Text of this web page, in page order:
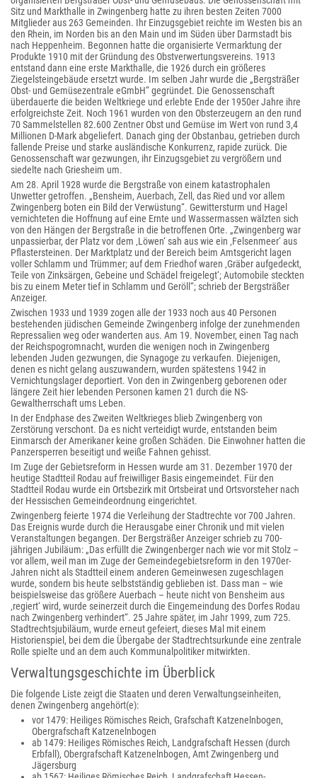
Sitz und Markthalle in Zwingenberg hatte zu ihren besten Zeiten 7000
Mitglieder aus 263 Gemeinden. Ihr Einzugsgebiet reichte im Westen bis an
den Rhein, im Norden bis an den Main und im Süden über Darmstadt bis
nach Heppenheim. Begonnen hatte die organisierte Vermarktung der
Produkte 1910 mit der Gründung des Obstverwertungsvereins. 1913
entstand dann eine erste Markthalle, die 1926 durch ein größeres
Ziegelsteingebäude ersetzt wurde. Im selben Jahr wurde die „Bergsträßer
Obst- und Gemüsezentrale eGmbH“ gegründet. Die Genossenschaft
überdauerte die beiden Weltkriege und erlebte Ende der 1950er Jahre ihre
erfolgreichste Zeit. Noch 1961 wurden von den Obsterzeugern an den rund
70 Sammelstellen 82.600 Zentner Obst und Gemüse im Wert von rund 3,4
Millionen D-Mark abgeliefert. Danach ging der Obstanbau, getrieben durch
fallende Preise und starke ausländische Konkurrenz, rapide zurück. Die
Genossenschaft war gezwungen, ihr Einzugsgebiet zu vergrößern und
siedelte nach Griesheim um.
Am 28. April 1928 wurde die Bergstraße von einem katastrophalen
Unwetter getroffen. „Bensheim, Auerbach, Zell, das Ried und vor allem
Zwingenberg boten ein Bild der Verwüstung“. Gewittersturm und Hagel
vernichteten die Hoffnung auf eine Ernte und Wassermassen wälzten sich
von den Hängen der Bergstraße in die betroffenen Orte. „Zwingenberg war
unpassierbar, der Platz vor dem ‚Löwen‘ sah aus wie ein ‚Felsenmeer‘ aus
Pflastersteinen. Der Marktplatz und der Bereich beim Amtsgericht lagen
voller Schlamm und Trümmer; auf dem Friedhof waren ‚Gräber aufgedeckt,
Teile von Zinksärgen, Gebeine und Schädel freigelegt‘; Automobile steckten
bis zu einem Meter tief in Schlamm und Geröll“; schrieb der Bergsträßer
Anzeiger.
Zwischen 1933 und 1939 zogen alle der 1933 noch aus 40 Personen
bestehenden jüdischen Gemeinde Zwingenberg infolge der zunehmenden
Repressalien weg oder wanderten aus. Am 19. November, einen Tag nach
der Reichspogromnacht, wurden die wenigen noch in Zwingenberg
lebenden Juden gezwungen, die Synagoge zu verkaufen. Diejenigen,
denen es nicht gelang auszuwandern, wurden spätestens 1942 in
Vernichtungslager deportiert. Von den in Zwingenberg geborenen oder
längere Zeit hier lebenden Personen kamen 21 durch die NS-
Gewaltherrschaft ums Leben.
In der Endphase des Zweiten Weltkrieges blieb Zwingenberg von
Zerstörung verschont. Da es nicht verteidigt wurde, entstanden beim
Einmarsch der Amerikaner keine großen Schäden. Die Einwohner hatten die
Panzersperren beseitigt und weiße Fahnen gehisst.
Im Zuge der Gebietsreform in Hessen wurde am 31. Dezember 1970 der
heutige Stadtteil Rodau auf freiwilliger Basis eingemeindet. Für den
Stadtteil Rodau wurde ein Ortsbezirk mit Ortsbeirat und Ortsvorsteher nach
der Hessischen Gemeindeordnung eingerichtet.
Zwingenberg feierte 1974 die Verleihung der Stadtrechte vor 700 Jahren.
Das Ereignis wurde durch die Herausgabe einer Chronik und mit vielen
Veranstaltungen begangen. Der Bergsträßer Anzeiger schrieb zu 700-
jährigen Jubiläum: „Das erfüllt die Zwingenberger nach wie vor mit Stolz –
vor allem, weil man im Zuge der Gemeindegebietsreform in den 1970er-
Jahren nicht als Stadtteil einem anderen Gemeinwesen zugeschlagen
wurde, sondern bis heute selbstständig geblieben ist. Dass man – wie
beispielsweise das größere Auerbach – heute nicht von Bensheim aus
‚regiert‘ wird, wurde seinerzeit durch die Eingemeindung des Dorfes Rodau
nach Zwingenberg verhindert“. 25 Jahre später, im Jahr 1999, zum 725.
Stadtrechtsjubiläum, wurde erneut gefeiert, dieses Mal mit einem
Historienspiel, bei dem die Übergabe der Stadtrechtsurkunde eine zentrale
Rolle spielte und an dem auch Kommunalpolitiker mitwirkten.
Verwaltungsgeschichte im Überblick
Die folgende Liste zeigt die Staaten und deren Verwaltungseinheiten,
denen Zwingenberg angehört(e):
vor 1479: Heiliges Römisches Reich, Grafschaft Katzenelnbogen,
Obergrafschaft Katzenelnbogen
ab 1479: Heiliges Römisches Reich, Landgrafschaft Hessen (durch
Erbfall), Obergrafschaft Katzenelnbogen, Amt Zwingenberg und
Jägersburg